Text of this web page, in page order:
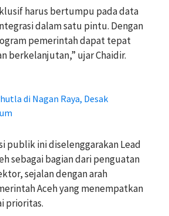
harus bertumpu pada data
dalam satu pintu. Dengan
pemerintah dapat tepat
berkelanjutan,” ujar Chaidir.
di Nagan Raya, Desak
publik ini diselenggarakan Lead
sebagai bagian dari penguatan
sejalan dengan arah
Aceh yang menempatkan
prioritas.